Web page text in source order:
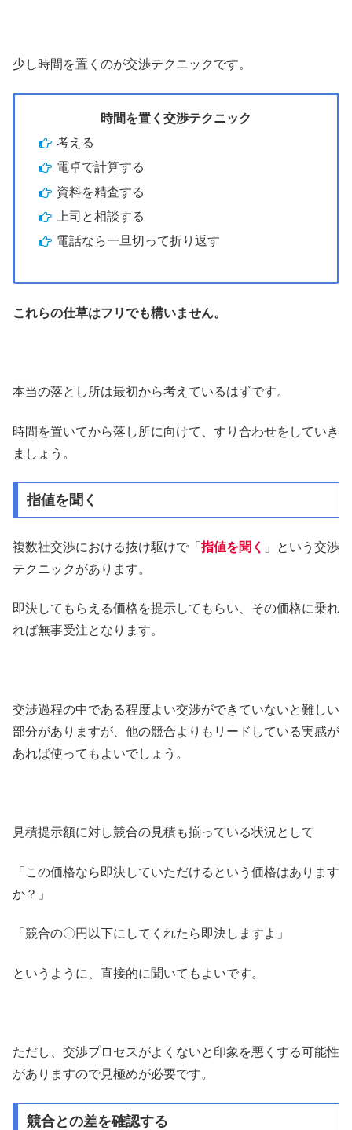
少し時間を置くのが交渉テクニックです。
時間を置く交渉テクニック
考える
電卓で計算する
資料を精査する
上司と相談する
電話なら一旦切って折り返す
これらの仕草はフリでも構いません。
本当の落とし所は最初から考えているはずです。
時間を置いてから落し所に向けて、すり合わせをしていき
ましょう。
指値を聞く
複数社交渉における抜け駆けで「指値を聞く
」という交渉
テクニックがあります。
即決してもらえる価格を提示してもらい、その価格に乗れ
れば無事受注となります。
交渉過程の中である程度よい交渉ができていないと難しい
部分がありますが、他の競合よりもリードしている実感が
あれば使ってもよいでしょう。
見積提示額に対し競合の見積も揃っている状況として
「この価格なら即決していただけるという価格はあります
か？」
「競合の〇円以下にしてくれたら即決しますよ」
というように、直接的に聞いてもよいです。
ただし、交渉プロセスがよくないと印象を悪くする可能性
がありますので見極めが必要です。
競合との差を確認する